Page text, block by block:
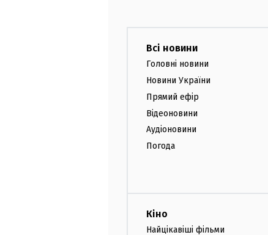
Всі новини
Головні новини
Новини України
Прямий ефір
Відеоновини
Аудіоновини
Погода
Кіно
Найцікавіші фільми